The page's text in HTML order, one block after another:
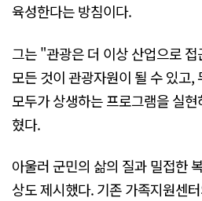
육성한다는 방침이다.
그는 "관광은 더 이상 산업으로
모든 것이 관광자원이 될 수 있고,
모두가 상생하는 프로그램을 실
혔다.
아울러 군민의 삶의 질과 밀접한
상도 제시했다. 기존 가족지원센